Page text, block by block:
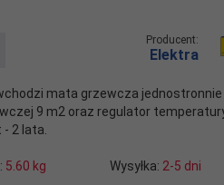
Producent:
Elektra
mata grzewcza
9 m2 oraz regulator temperatury
2 lata.
5.60 kg Wysyłka: 2-5 dni